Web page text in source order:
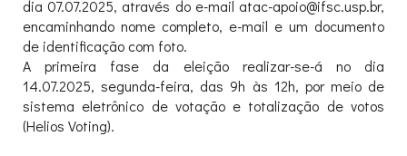
dia 07.07.2025, através do e-mail atac-apoio@ifsc.usp.br,
encaminhando nome completo, e-mail e um documento
de identificação com foto.
A primeira fase da eleição realizar-se-á no dia
14.07.2025, segunda-feira, das 9h às 12h, por meio de
sistema eletrônico de votação e totalização de votos
(Helios Voting).